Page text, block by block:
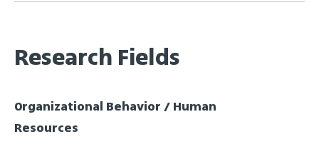
Research Fields
Organizational Behavior / Human
Resources